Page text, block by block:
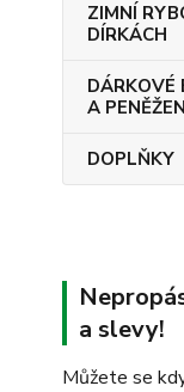
ZIMNÍ
DÍRKÁCH
DÁRKOVÉ
A
DOPLŇKY
a slevy!
Můžete se